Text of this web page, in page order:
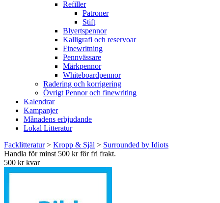
Refiller
Patroner
Stift
Blyertspennor
Kalligrafi och reservoar
Finewritning
Pennvässare
Märkpennor
Whiteboardpennor
Radering och korrigering
Övrigt Pennor och finewriting
Kalendrar
Kampanjer
Månadens erbjudande
Lokal Litteratur
Facklitteratur> Kropp & Själ > Surrounded by Idiots
Handla för minst 500 kr för fri frakt.
500 kr kvar